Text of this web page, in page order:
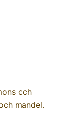
och
mandel.